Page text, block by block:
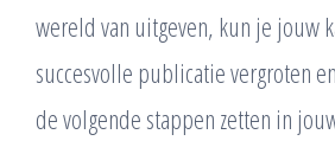
wereld van uitgeven, kun je jouw
succesvolle publicatie vergroten
de volgende stappen zetten in